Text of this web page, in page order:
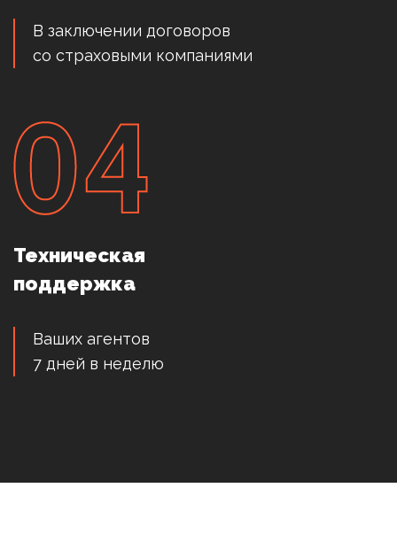
В заключении договоров
со страховыми компаниями
Техническая
поддержка
Ваших агентов
7 дней в неделю